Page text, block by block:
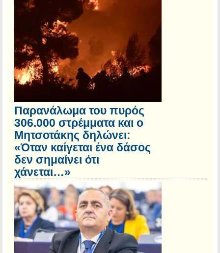
Παρανάλωμα του πυρός
306.000 στρέμματα και ο
Μητσοτάκης δηλώνει:
«Όταν καίγεται ένα δάσος
δεν σημαίνει ότι
χάνεται…»